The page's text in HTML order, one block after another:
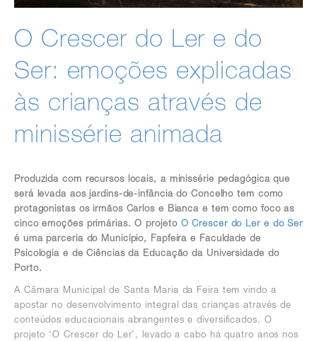
O Crescer do Ler e do
Ser: emoções explicadas
às crianças através de
minissérie animada
Produzida com recursos locais, a minissérie pedagógica que
será levada aos jardins-de-infância do Concelho tem como
protagonistas os irmãos Carlos e Bianca e tem como foco as
cinco emoções primárias. O projeto O Crescer do Ler e do Ser
é uma parceria do Município, Fapfeira e Faculdade de
Psicologia e de Ciências da Educação da Universidade do
Porto.
A Câmara Municipal de Santa Maria da Feira tem vindo a
apostar no desenvolvimento integral das crianças através de
conteúdos educacionais abrangentes e diversificados. O
projeto ‘O Crescer do Ler’, levado a cabo há quatro anos nos